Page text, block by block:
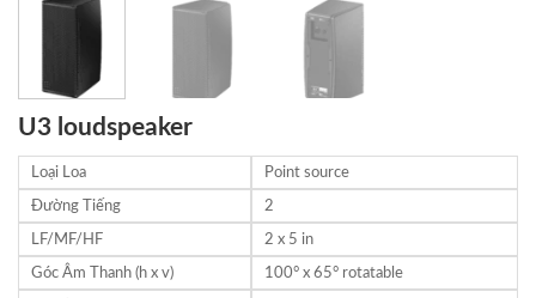
U3 loudspeaker
Loại Loa Point source
Đường Tiếng 2
LF/MF/HF 2 x 5 in
Góc Âm Thanh (h x v) 100° x 65° rotatable